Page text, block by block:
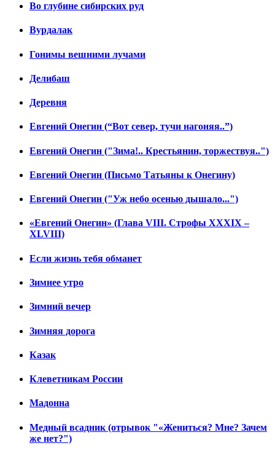
Во глубине сибирских руд
Вурдалак
Гонимы вешними лучами
Делибаш
Деревня
Евгений Онегин (“Вот север, тучи нагоняя..”)
Евгений Онегин ("Зима!.. Крестьянин, торжествуя..")
Евгений Онегин (Письмо Татьяны к Онегину)
Евгений Онегин ("Уж небо осенью дышало...")
«Евгений Онегин» (Глава VIII. Строфы XXXIX –
XLVIII)
Если жизнь тебя обманет
Зимнее утро
Зимний вечер
Зимняя дорога
Казак
Клеветникам России
Мадонна
Медный всадник (отрывок "«Жениться? Мне? Зачем
же нет?")